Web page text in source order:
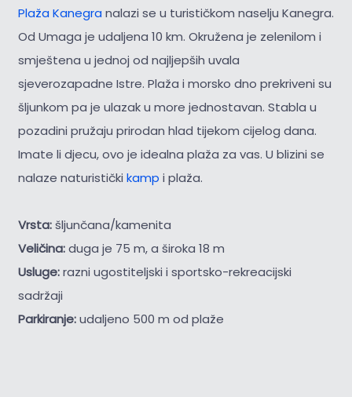
Plaža Kanegra nalazi se u turističkom naselju Kanegra.
Od Umaga je udaljena 10 km. Okružena je zelenilom i
smještena u jednoj od najljepših uvala
sjeverozapadne Istre. Plaža i morsko dno prekriveni su
šljunkom pa je ulazak u more jednostavan. Stabla u
pozadini pružaju prirodan hlad tijekom cijelog dana.
Imate li djecu, ovo je idealna plaža za vas. U blizini se
nalaze naturistički kamp i plaža.
Vrsta:šljunčana/kamenita
Veličina:duga je 75 m, a široka 18 m
Usluge:razni ugostiteljski i sportsko-rekreacijski
sadržaji
Parkiranje:udaljeno 500 m od plaže